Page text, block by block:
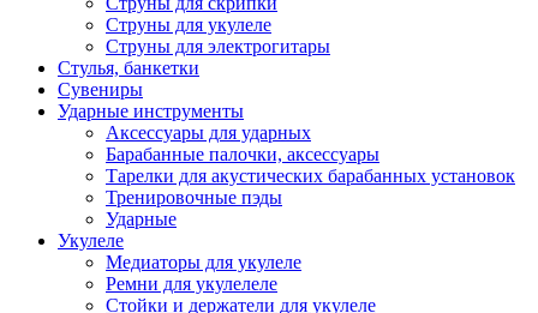
Струны для укулеле
Струны для электрогитары
Стулья, банкетки
Сувениры
Ударные инструменты
Аксессуары для ударных
Барабанные палочки, аксессуары
Тарелки для акустических барабанных установок
Тренировочные пэды
Ударные
Укулеле
Медиаторы для укулеле
Ремни для укулелеле
Стойки и держатели для укулеле